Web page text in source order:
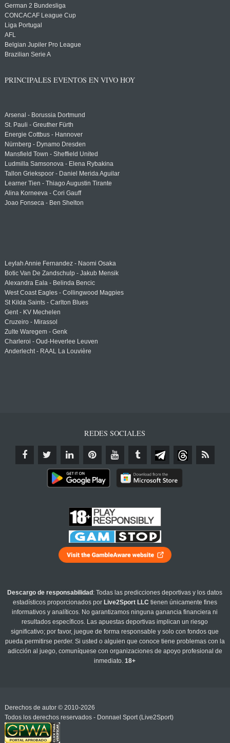
German 2 Bundesliga
CONCACAF League Cup
Liga Portugal
AFL
Belgian Jupiler Pro League
Brazilian Serie A
PRINCIPALES EVENTOS EN VIVO HOY
Arsenal - Borussia Dortmund
St. Pauli - Greuther Fürth
Energie Cottbus - Hannover
Nürnberg - Dynamo Dresden
Mansfield Town - Sheffield United
Ludmilla Samsonova - Elena Rybakina
Tallon Griekspoor - Daniel Merida Aguilar
Learner Tien - Thiago Augustin Tirante
Alina Korneeva - Cori Gauff
Joao Fonseca - Ben Shelton
Leylah Annie Fernandez - Naomi Osaka
Botic Van De Zandschulp - Jakub Mensik
Alexandra Eala - Belinda Bencic
West Coast Eagles - Collingwood Magpies
St Kilda Saints - Carlton Blues
Gent - KV Mechelen
Cruzeiro - Mirassol
Zulte Waregem - Genk
Charleroi - Oud-Heverlee Leuven
Anderlecht - RAAL La Louvière
REDES SOCIALES
Descargo de responsabilidad : Todas las predicciones deportivas y los datos
estadísticos proporcionados por Live2Sport LLC tienen únicamente fines
informativos y analíticos. No garantizamos ninguna ganancia financiera ni
resultados específicos. Las apuestas deportivas implican un riesgo
significativo; por favor, juegue de forma responsable y solo con fondos que
pueda permitirse perder. Si usted o alguien que conoce tiene problemas con la
adicción al juego, comuníquese con organizaciones de apoyo profesional de
inmediato.18+
Derechos de autor © 2010-2026
Todos los derechos reservados - Donnael Sport (Live2Sport)